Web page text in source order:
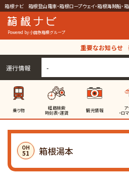
箱根ナビ 箱根登山電車・箱根ロープウェイ・箱根海賊船・
Powered by 小田急箱根グループ
重要なお知らせ
運行情報 -
乗り物 経路検索
時刻表・運賃 観光情報 ア
・ロ
OH
51 箱根湯本